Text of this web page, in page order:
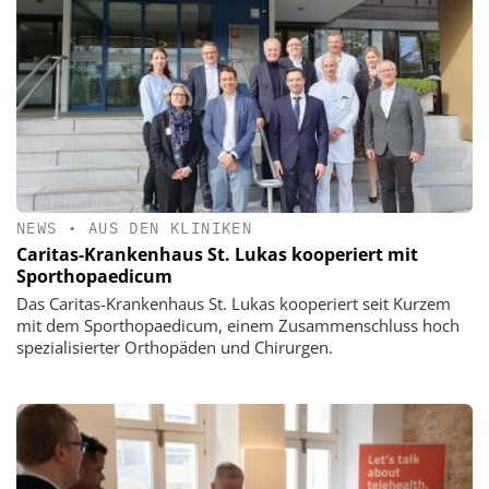
NEWS • AUS DEN KLINIKEN
Caritas-Krankenhaus St. Lukas kooperiert mit
Sporthopaedicum
Das Caritas-Krankenhaus St. Lukas kooperiert seit Kurzem
mit dem Sporthopaedicum, einem Zusammenschluss hoch
spezialisierter Orthopäden und Chirurgen.